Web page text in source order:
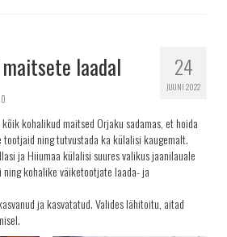
24
JUUNI 2022
laadal
0
kohalikud maitsed Orjaku sadamas, et hoida
ning tutvustada ka külalisi kaugemalt.
ja Hiiumaa külalisi suures valikus jaanilauale
kohalike väiketootjate laada- ja
ja kasvatatud. Valides lähitoitu, aitad